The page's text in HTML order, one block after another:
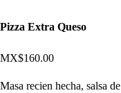
Pizza Extra Queso
MX$160.00
Masa recien hecha, salsa